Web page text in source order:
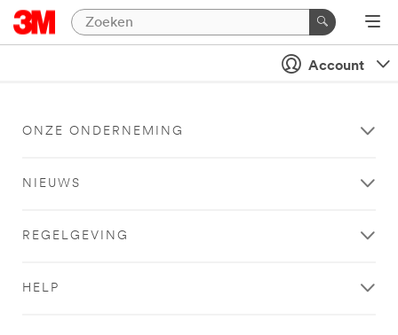
Account
ONZE ONDERNEMING
NIEUWS
REGELGEVING
HELP